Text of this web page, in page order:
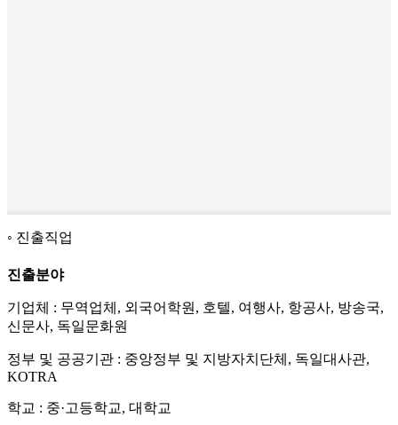
진출직업
진출분야
기업체 : 무역업체, 외국어학원, 호텔, 여행사, 항공사, 방송국,
신문사, 독일문화원
정부 및 공공기관 : 중앙정부 및 지방자치단체, 독일대사관,
KOTRA
학교 : 중·고등학교, 대학교